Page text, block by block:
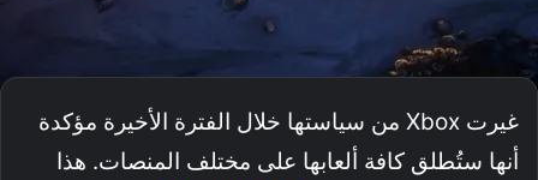
غيرت Xbox من سياستها خلال الفترة الأخيرة مؤكدة
أنها ستُطلق كافة ألعابها على مختلف المنصات. هذا